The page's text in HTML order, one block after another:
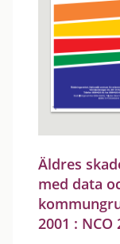
Äldres
med data
2001 : NCO